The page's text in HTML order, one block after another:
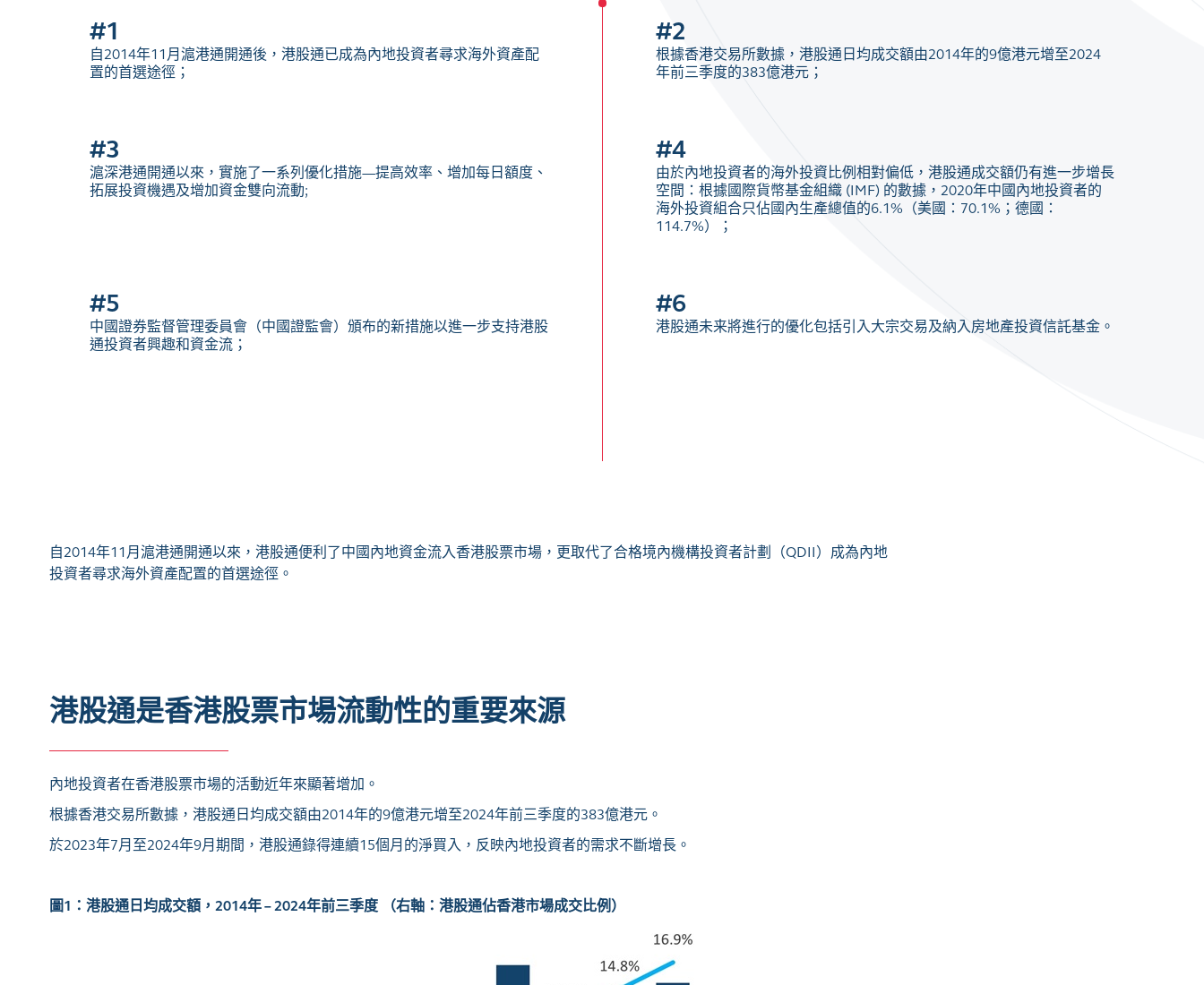
#1
自2014年11月滬港通開通後，港股通已成為內地投資者尋求海外資產配
置的首選途徑；
#2
根據香港交易所數據，港股通日均成交額由2014年的9億港元增至2024
年前三季度的383億港元；
#3
滬深港通開通以來，實施了一系列優化措施—提高效率、增加每日額度、
拓展投資機遇及增加資金雙向流動;
#4
由於內地投資者的海外投資比例相對偏低，港股通成交額仍有進一步增長
空間：根據國際貨幣基金組織 (IMF) 的數據，2020年中國內地投資者的
海外投資組合只佔國內生產總值的6.1%（美國：70.1%；德國：
114.7%）；
#5
中國證券監督管理委員會（中國證監會）頒布的新措施以進一步支持港股
通投資者興趣和資金流；
#6
港股通未来將進行的優化包括引入大宗交易及納入房地產投資信託基金。
自2014年11月滬港通開通以來，港股通便利了中國內地資金流入香港股票市場，更取代了合格境內機構投資者計劃（QDII）成為內地
投資者尋求海外資產配置的首選途徑。
港股通是香港股票市場流動性的重要來源
內地投資者在香港股票市場的活動近年來顯著增加。
根據香港交易所數據，港股通日均成交額由2014年的9億港元增至2024年前三季度的383億港元。
於2023年7月至2024年9月期間，港股通錄得連續15個月的淨買入，反映內地投資者的需求不斷增長。
圖1 ： 港股通日均成交額 ， 2014年– 2024年前三季度 （右軸：港股通佔香港市場成交比例）